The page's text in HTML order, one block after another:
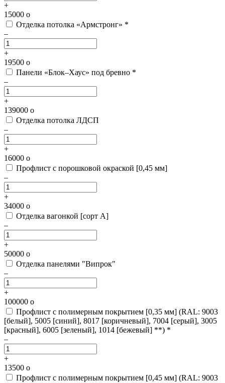
+
15000 o
Отделка потолка «Армстронг» *
–
+
19500 o
Панели «Блок–Хаус» под бревно *
–
+
139000 o
Отделка потолка ЛДСП
–
+
16000 o
Профлист с порошковой окраской [0,45 мм]
–
+
34000 o
Отделка вагонкой [сорт А]
–
+
50000 o
Отделка панелями "Випрок"
–
+
100000 o
Профлист с полимерным покрытием [0,35 мм] (RAL: 9003
[белый], 5005 [синий], 8017 [коричневый], 7004 [серый], 3005
[красный], 6005 [зеленый], 1014 [бежевый] **) *
–
+
13500 o
Профлист с полимерным покрытием [0,45 мм] (RAL: 9003